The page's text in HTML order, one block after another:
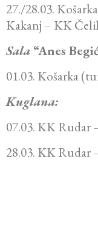
27./28.03.
Kakanj – KK
Sala “Anes
01.03. Košarka
Kuglana:
07.03. KK Rudar
28.03. KK Rudar